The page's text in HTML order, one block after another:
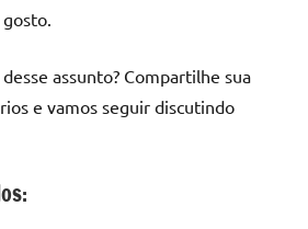
assunto? Compartilhe sua
e vamos seguir discutindo